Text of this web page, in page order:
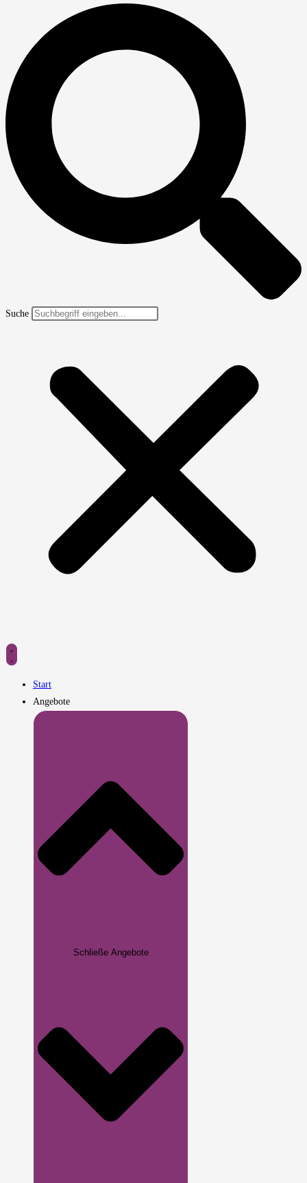
Suche
Start
Angebote
Schließe Angebote